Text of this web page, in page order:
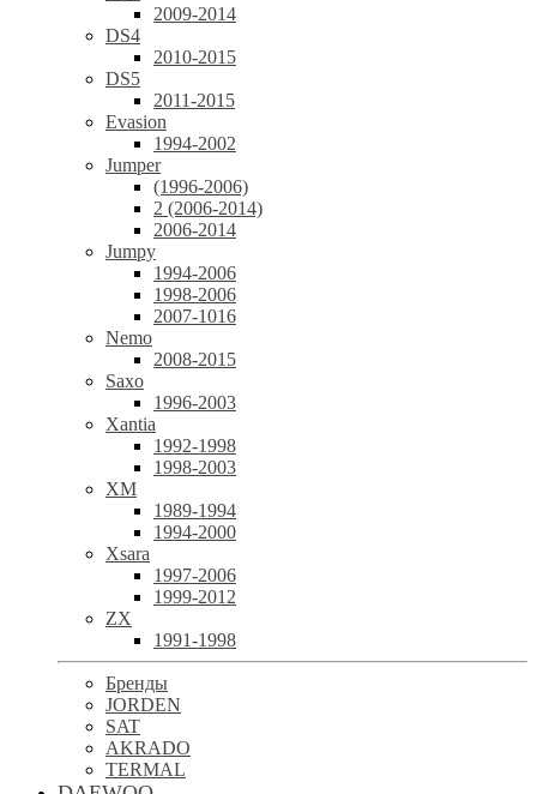
2009-2014
DS4
2010-2015
DS5
2011-2015
Evasion
1994-2002
Jumper
(1996-2006)
2 (2006-2014)
2006-2014
Jumpy
1994-2006
1998-2006
2007-1016
Nemo
2008-2015
Saxo
1996-2003
Xantia
1992-1998
1998-2003
XM
1989-1994
1994-2000
Xsara
1997-2006
1999-2012
ZX
1991-1998
Бренды
JORDEN
SAT
AKRADO
TERMAL